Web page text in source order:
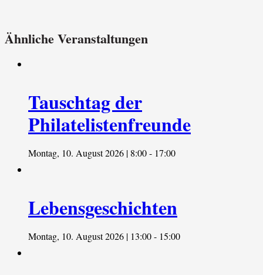
Ähnliche Veranstaltungen
Tauschtag der
Philatelistenfreunde
Montag, 10. August 2026 | 8:00- 17:00
Lebensgeschichten
Montag, 10. August 2026 | 13:00- 15:00